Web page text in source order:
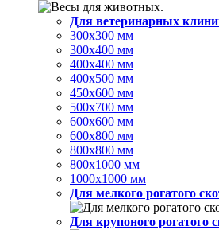
Для ветеринарных
300х300 мм
300х400 мм
400х400 мм
400х500 мм
450х600 мм
500х700 мм
600х600 мм
600х800 мм
800х800 мм
800х1000 мм
1000х1000 мм
Для мелкого рогатого
Для крупоного рогатого